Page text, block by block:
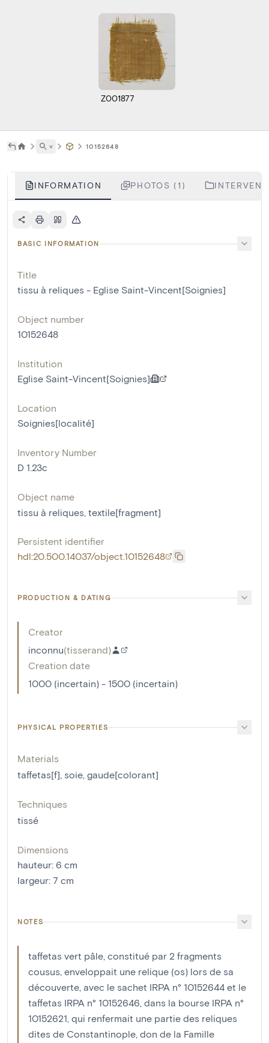
Z001877
˅ 10152648
INFORMATION PHOTOS (1)
BASIC INFORMATION
Title
tissu à reliques - Eglise Saint-Vincent[Soignies]
Object number
10152648
Institution
Eglise Saint-Vincent[Soignies]
Location
Soignies[localité]
Inventory Number
D 1.23c
Object name
tissu à reliques, textile[fragment]
Persistent identifier
hdl:20.500.14037/object.10152648
PRODUCTION & DATING
Creator
inconnu(tisserand)
Creation date
1000 (incertain) - 1500 (incertain)
PHYSICAL PROPERTIES
Materials
taffetas[f], soie, gaude[colorant]
Techniques
tissé
Dimensions
hauteur: 6 cm
largeur: 7 cm
NOTES
taffetas vert pâle, constitué par 2 fragments
cousus, enveloppait une relique (os) lors de sa
découverte, avec le sachet IRPA n° 10152644 et le
taffetas IRPA n° 10152646, dans la bourse IRPA n°
10152621, qui renfermait une partie des reliques
dites de Constantinople, don de la Famille